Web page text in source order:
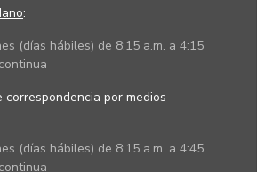
:
(días hábiles) de 8:15 a.m. a 4:15
correspondencia por medios
(días hábiles) de 8:15 a.m. a 4:45